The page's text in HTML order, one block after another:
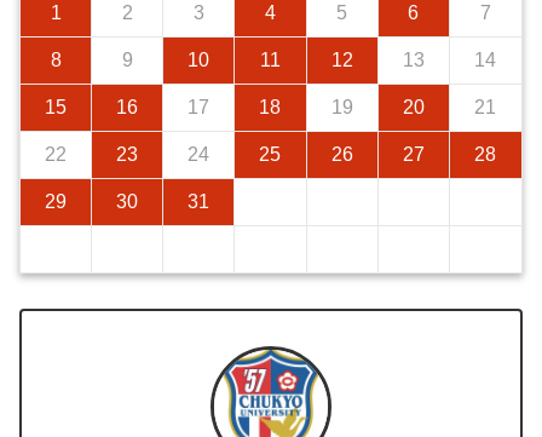
1 2 3 4 5 6 7
8 9 10 11 12 13 14
15 16 17 18 19 20 21
22 23 24 25 26 27 28
29 30 31